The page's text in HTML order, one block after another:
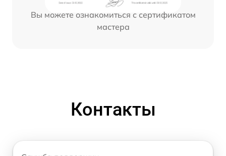
Вы можете ознакомиться с сертификатом
мастера
Контакты